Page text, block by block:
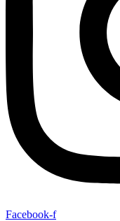
Facebook-f